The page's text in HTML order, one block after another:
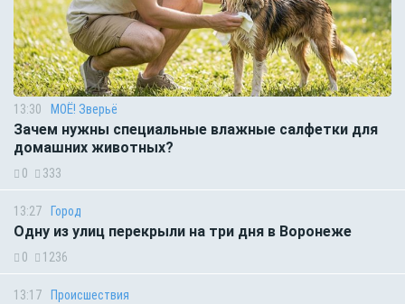
13:30 МОЁ! Зверьё
Зачем нужны специальные влажные салфетки для
домашних животных?
0 333
13:27 Город
Одну из улиц перекрыли на три дня в Воронеже
0 1236
13:17 Происшествия